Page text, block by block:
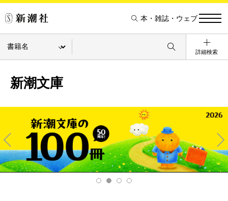
本・雑誌・ウェブ
詳細検索
新潮文庫
Pre
v
Ne
xt